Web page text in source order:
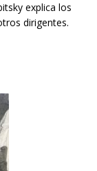
explica los
dirigentes.